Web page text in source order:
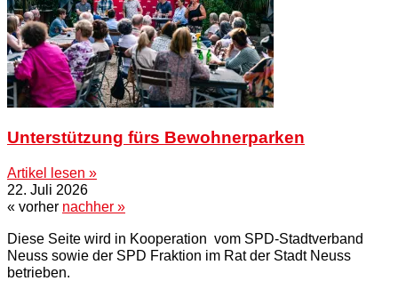
Unterstützung fürs Bewohnerparken
Artikel lesen »
22. Juli 2026
« vorher nachher »
Diese Seite wird in Kooperation vom SPD-Stadtverband
Neuss sowie der SPD Fraktion im Rat der Stadt Neuss
betrieben.